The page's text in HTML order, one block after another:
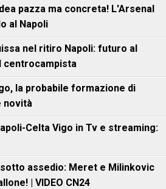
pazza ma concreta! L'Arsenal
al Napoli
nel ritiro Napoli: futuro al
centrocampista
la probabile formazione di
novità
Celta Vigo in Tv e streaming:
assedio: Meret e Milinkovic
| VIDEO CN24